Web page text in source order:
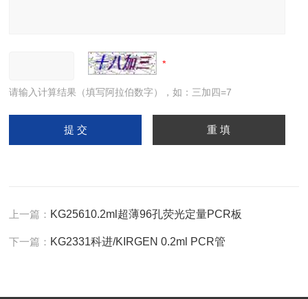
请输入计算结果（填写阿拉伯数字），如：三加四=7
上一篇： KG25610.2ml超薄96孔荧光定量PCR板
下一篇： KG2331科进/KIRGEN 0.2ml PCR管